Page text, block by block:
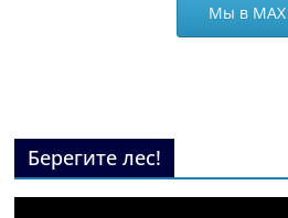
Мы в МАХ
Берегите лес!